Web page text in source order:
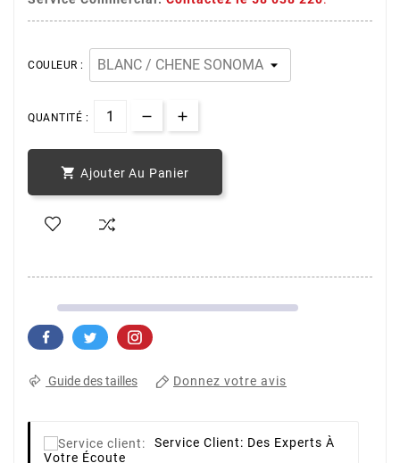
COULEUR :
QUANTITÉ :
 Ajouter Au Panier
Guide des tailles Donnez votre avis
Service Client: Des Experts À
Votre Écoute